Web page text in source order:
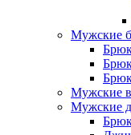
Мужские
Мужские
Мужские